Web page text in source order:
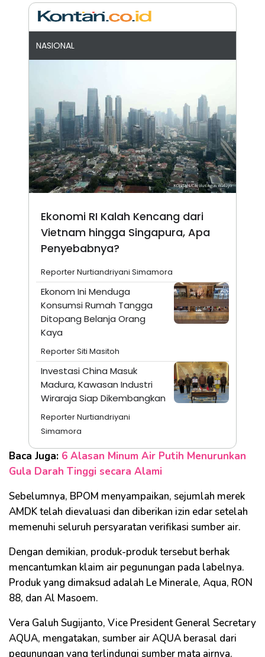
NASIONAL
Ekonomi RI Kalah Kencang dari
Vietnam hingga Singapura, Apa
Penyebabnya?
Reporter Nurtiandriyani Simamora
Ekonom Ini Menduga
Konsumsi Rumah Tangga
Ditopang Belanja Orang
Kaya
Reporter Siti Masitoh
Investasi China Masuk
Madura, Kawasan Industri
Wiraraja Siap Dikembangkan
Reporter Nurtiandriyani
Simamora
Baca Juga: 6 Alasan Minum Air Putih Menurunkan
Gula Darah Tinggi secara Alami
Sebelumnya, BPOM menyampaikan, sejumlah merek
AMDK telah dievaluasi dan diberikan izin edar setelah
memenuhi seluruh persyaratan verifikasi sumber air.
Dengan demikian, produk-produk tersebut berhak
mencantumkan klaim air pegunungan pada labelnya.
Produk yang dimaksud adalah Le Minerale, Aqua, RON
88, dan Al Masoem.
Vera Galuh Sugijanto, Vice President General Secretary
AQUA, mengatakan, sumber air AQUA berasal dari
pegunungan yang terlindungi sumber mata airnya.